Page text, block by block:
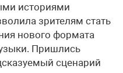
историями
зрителям стать
нового формата
Пришлись
сценарий